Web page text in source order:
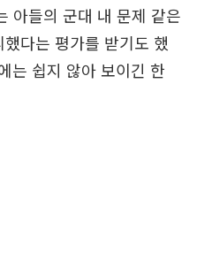
아들의 군대 내 문제 같은
다는 평가를 받기도 했
는 쉽지 않아 보이긴 한